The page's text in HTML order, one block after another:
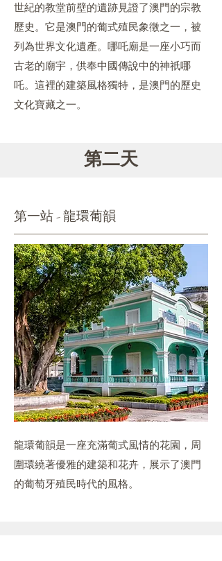
世紀的教堂前壁的遺跡見證了澳門的宗教
歷史。它是澳門的葡式殖民象徵之一，被
列為世界文化遺產。哪吒廟是一座小巧而
古老的廟宇，供奉中國傳說中的神祇哪
吒。這裡的建築風格獨特，是澳門的歷史
文化寶藏之一。
第二天
第一站 - 龍環葡韻
龍環葡韻是一座充滿葡式風情的花園，周
圍環繞著優雅的建築和花卉，展示了澳門
的葡萄牙殖民時代的風格。